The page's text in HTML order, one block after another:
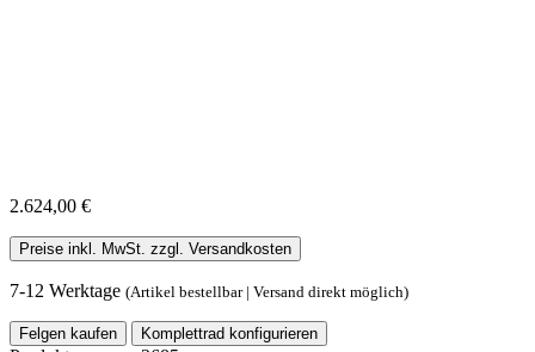
2.624,00 €
Preise inkl. MwSt. zzgl. Versandkosten
7-12 Werktage (Artikel bestellbar | Versand direkt möglich)
Felgen kaufen Komplettrad konfigurieren